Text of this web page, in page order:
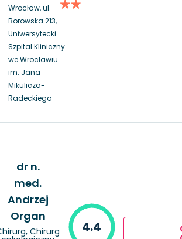
Wrocław, ul.
Borowska 213,
Uniwersytecki
Szpital Kliniczny
we Wrocławiu
im. Jana
Mikulicza-
Radeckiego
dr n.
med.
Andrzej
Organ
Chirurg 4.4